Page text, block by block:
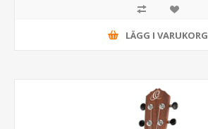
LÄGG I VARUKORG